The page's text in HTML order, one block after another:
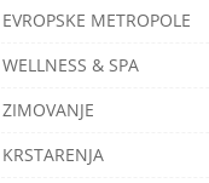
EVROPSKE METROPOLE
WELLNESS & SPA
ZIMOVANJE
KRSTARENJA